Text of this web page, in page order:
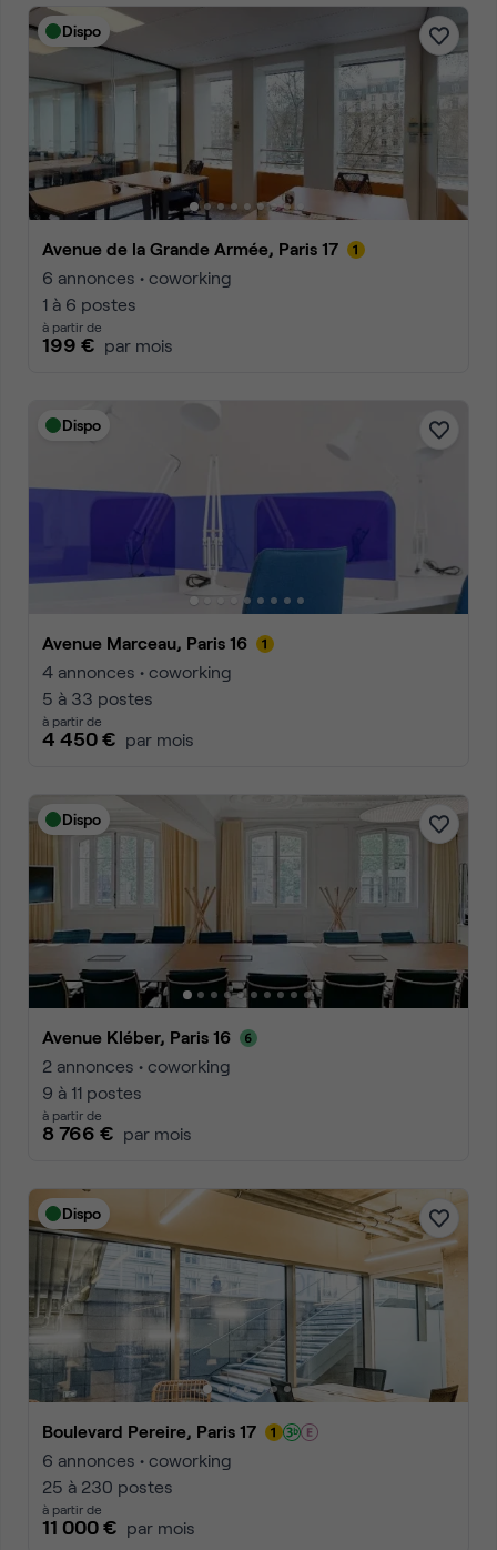
Dispo
Avenue de la Grande Armée, Paris 17
6 annonces • coworking
1 à 6 postes
à partir de
199 € par mois
Dispo
Avenue Marceau, Paris 16
4 annonces • coworking
5 à 33 postes
à partir de
4 450 € par mois
Dispo
Avenue Kléber, Paris 16
2 annonces • coworking
9 à 11 postes
à partir de
8 766 € par mois
Dispo
Boulevard Pereire, Paris 17
6 annonces • coworking
25 à 230 postes
à partir de
11 000 € par mois